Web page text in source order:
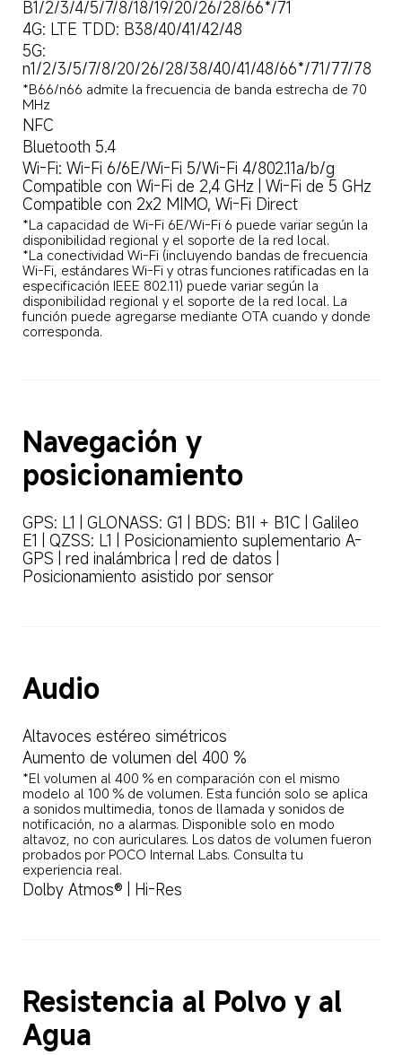
B1/2/3/4/5/7/8/18/19/20/26/28/66*/71
4G: LTE TDD: B38/40/41/42/48
5G:
n1/2/3/5/7/8/20/26/28/38/40/41/48/66*/71/77/78
*B66/n66 admite la frecuencia de banda estrecha de 70
MHz
NFC
Bluetooth 5.4
Wi-Fi: Wi-Fi 6/6E/Wi-Fi 5/Wi-Fi 4/802.11a/b/g
Compatible con Wi-Fi de 2,4 GHz | Wi-Fi de 5 GHz
Compatible con 2x2 MIMO, Wi-Fi Direct
*La capacidad de Wi-Fi 6E/Wi-Fi 6 puede variar según la
disponibilidad regional y el soporte de la red local.
*La conectividad Wi-Fi (incluyendo bandas de frecuencia
Wi-Fi, estándares Wi-Fi y otras funciones ratificadas en la
especificación IEEE 802.11) puede variar según la
disponibilidad regional y el soporte de la red local. La
función puede agregarse mediante OTA cuando y donde
corresponda.
Navegación y
posicionamiento
GPS: L1 | GLONASS: G1 | BDS: B1I + B1C | Galileo
E1 | QZSS: L1 | Posicionamiento suplementario A-
GPS | red inalámbrica | red de datos |
Posicionamiento asistido por sensor
Audio
Altavoces estéreo simétricos
Aumento de volumen del 400 %
*El volumen al 400 % en comparación con el mismo
modelo al 100 % de volumen. Esta función solo se aplica
a sonidos multimedia, tonos de llamada y sonidos de
notificación, no a alarmas. Disponible solo en modo
altavoz, no con auriculares. Los datos de volumen fueron
probados por POCO Internal Labs. Consulta tu
experiencia real.
Dolby Atmos® | Hi-Res
Resistencia al Polvo y al
Agua